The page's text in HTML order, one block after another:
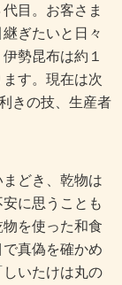
目。お客さま
ぎたいと日々
勢昆布は約１
す。現在は次
きの技、生産者
どき、乾物は
に思うことも
を使った和食
真偽を確かめ
いたけは丸の